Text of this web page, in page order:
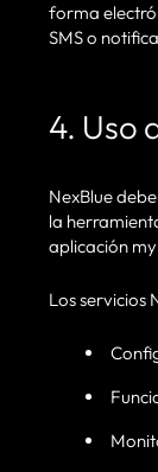
forma
SMS o
4. Uso
NexBlue
la
aplicación
Los servicios